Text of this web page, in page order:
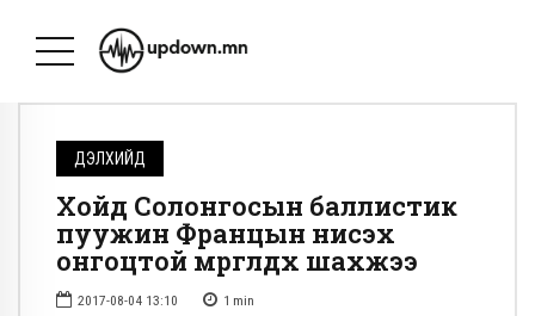
ДЭЛХИЙД
Хойд Солонгосын баллистик
пуужин Францын нисэх
онгоцтой мөргөлдөх шахжээ
2017-08-04 13:10 1 min